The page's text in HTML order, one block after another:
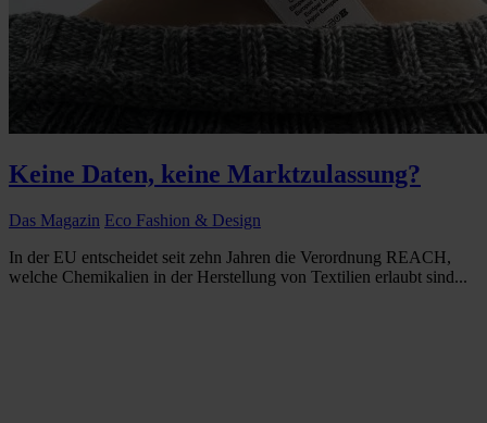
Keine Daten, keine Marktzulassung?
Das Magazin Eco Fashion & Design
In der EU entscheidet seit zehn Jahren die Verordnung REACH,
welche Chemikalien in der Herstellung von Textilien erlaubt sind...